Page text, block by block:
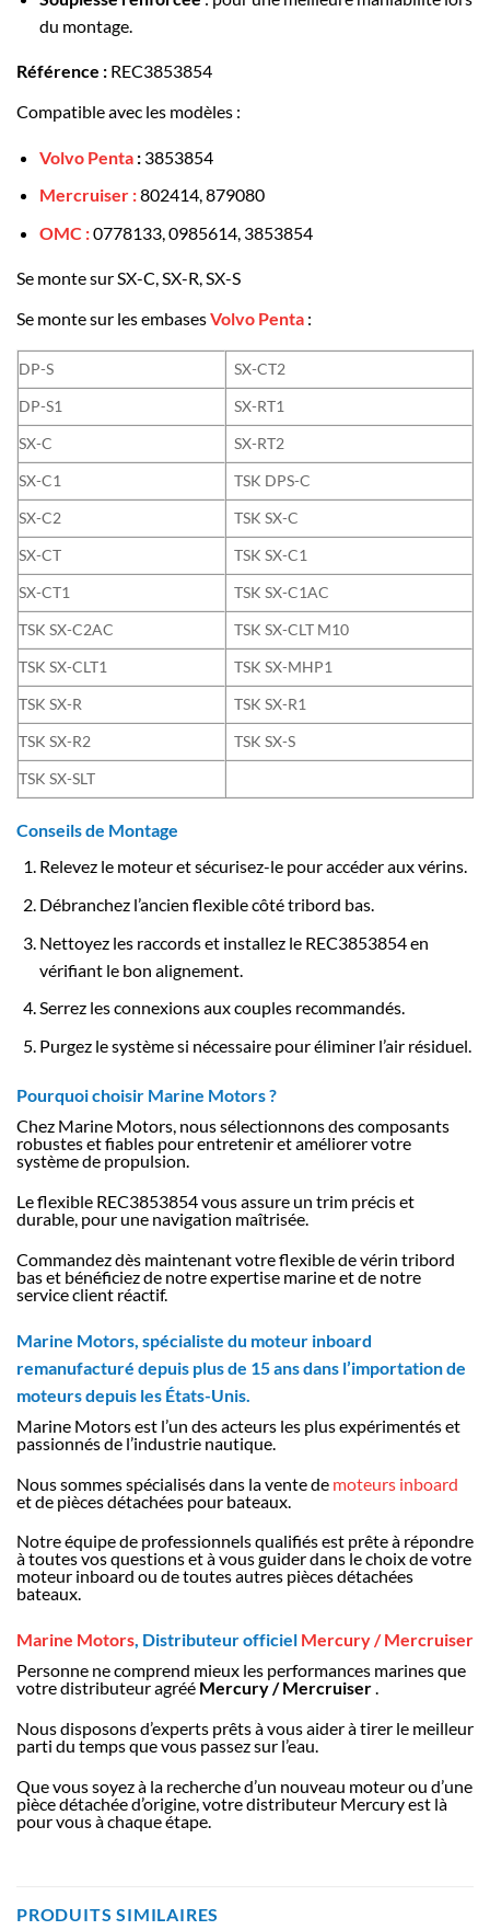
du montage.
Référence : REC3853854
Compatible avec les modèles :
Volvo Penta:3853854
Mercruiser :802414, 879080
OMC :0778133, 0985614, 3853854
Se monte sur SX-C, SX-R, SX-S
Se monte sur les embasesVolvo Penta :
DP-S
SX-CT2
DP-S1
SX-RT1
SX-C
SX-RT2
SX-C1
TSK DPS-C
SX-C2
TSK SX-C
SX-CT
TSK SX-C1
SX-CT1
TSK SX-C1AC
TSK SX-C2AC
TSK SX-CLT M10
TSK SX-CLT1
TSK SX-MHP1
TSK SX-R
TSK SX-R1
TSK SX-R2
TSK SX-S
TSK SX-SLT
Conseils de Montage
Relevez le moteur et sécurisez-le pour accéder aux vérins.
Débranchez l’ancien flexible côté tribord bas.
Nettoyez les raccords et installez le REC3853854 en
vérifiant le bon alignement.
Serrez les connexions aux couples recommandés.
Purgez le système si nécessaire pour éliminer l’air résiduel.
Pourquoi choisir Marine Motors ?
Chez Marine Motors, nous sélectionnons des composants
robustes et fiables pour entretenir et améliorer votre
système de propulsion.
Le flexible REC3853854 vous assure un trim précis et
durable, pour une navigation maîtrisée.
Commandez dès maintenant votre flexible de vérin tribord
bas et bénéficiez de notre expertise marine et de notre
service client réactif.
Marine Motors, spécialiste du moteur inboard
remanufacturé depuis plus de 15 ans dans l’importation de
moteurs depuis les États-Unis.
Marine Motors est l’un des acteurs les plus expérimentés et
passionnés de l’industrie nautique.
Nous sommes spécialisés dans la vente de moteurs inboard
et de pièces détachées pour bateaux.
Notre équipe de professionnels qualifiés est prête à répondre
à toutes vos questions et à vous guider dans le choix de votre
moteur inboard ou de toutes autres pièces détachées
bateaux.
Marine Motors, Distributeur officiel Mercury / Mercruiser
Personne ne comprend mieux les performances marines que
votre distributeur agréé Mercury / Mercruiser.
Nous disposons d’experts prêts à vous aider à tirer le meilleur
parti du temps que vous passez sur l’eau.
Que vous soyez à la recherche d’un nouveau moteur ou d’une
pièce détachée d’origine, votre distributeur Mercury est là
pour vous à chaque étape.
PRODUITS SIMILAIRES